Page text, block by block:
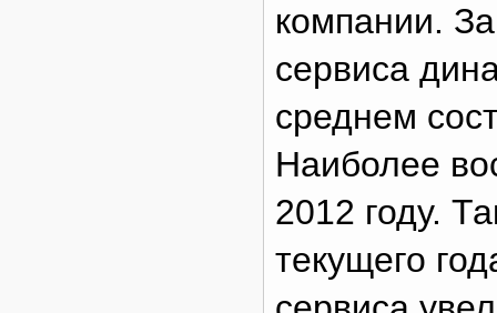
компании.
сервиса
среднем
Наиболее
2012 году.
текущего